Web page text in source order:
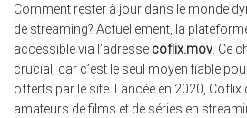
Comment rester à jour dans le monde
de streaming? Actuellement, la
accessible via l’adresse coflix.mov. Ce
crucial, car c’est le seul moyen fiable
offerts par le site. Lancée en 2020, Coflix
amateurs de films et de séries en